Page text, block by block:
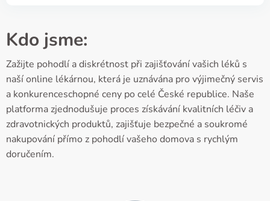
Kdo jsme:
Zažijte pohodlí a diskrétnost při zajišťování vašich léků s
naší online lékárnou, která je uznávána pro výjimečný servis
a konkurenceschopné ceny po celé České republice. Naše
platforma zjednodušuje proces získávání kvalitních léčiv a
zdravotnických produktů, zajišťuje bezpečné a soukromé
nakupování přímo z pohodlí vašeho domova s rychlým
doručením.